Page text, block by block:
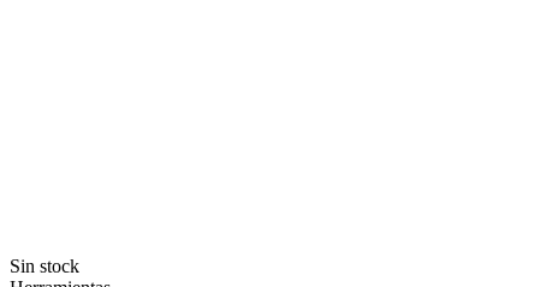
Sin stock